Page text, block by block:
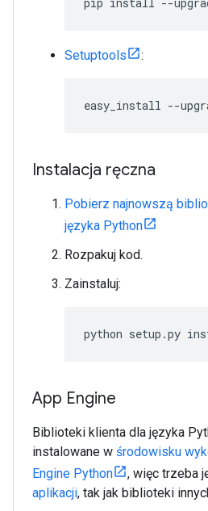
Setuptools :
easy_install --
Instalacja ręczna
Pobierz najnowszą
języka Python
Rozpakuj kod.
Zainstaluj:
python setup.py
App Engine
Biblioteki klienta dla języka
instalowane w środowisku
Engine Python
, więc trzeba
aplikacji, tak jak biblioteki